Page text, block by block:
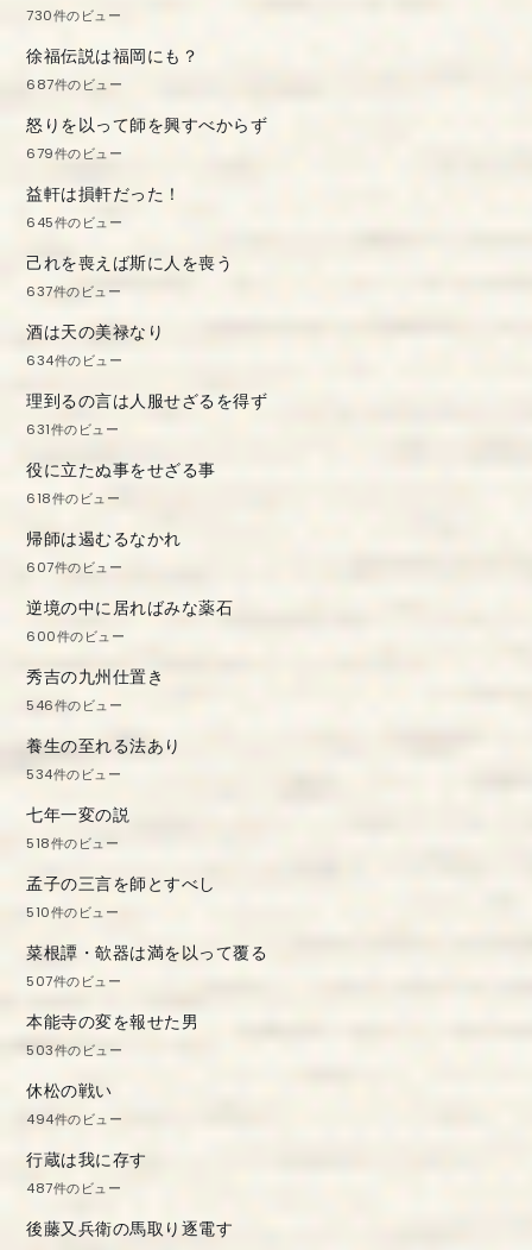
730件のビュー
徐福伝説は福岡にも？
687件のビュー
怒りを以って師を興すべからず
679件のビュー
益軒は損軒だった！
645件のビュー
己れを喪えば斯に人を喪う
637件のビュー
酒は天の美禄なり
634件のビュー
理到るの言は人服せざるを得ず
631件のビュー
役に立たぬ事をせざる事
618件のビュー
帰師は遏むるなかれ
607件のビュー
逆境の中に居ればみな薬石
600件のビュー
秀吉の九州仕置き
546件のビュー
養生の至れる法あり
534件のビュー
七年一変の説
518件のビュー
孟子の三言を師とすべし
510件のビュー
菜根譚・欹器は満を以って覆る
507件のビュー
本能寺の変を報せた男
503件のビュー
休松の戦い
494件のビュー
行蔵は我に存す
487件のビュー
後藤又兵衛の馬取り逐電す